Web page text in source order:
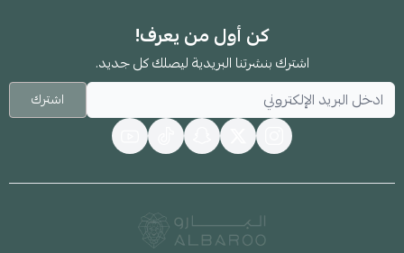
كن أول من يعرف!
اشترك بنشرتنا البريدية ليصلك كل جديد.
اشترك